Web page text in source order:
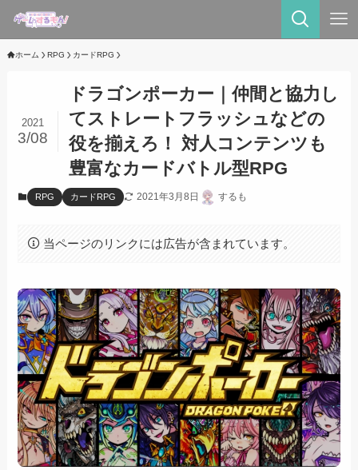
ホーム RPG カードRPG
ドラゴンポーカー｜仲間と協力し
てストレートフラッシュなどの
役を揃えろ！ 対人コンテンツも
豊富なカードバトル型RPG
2021
3/08
RPG カードRPG 2021年3月8日 するも
当ページのリンクには広告が含まれています。